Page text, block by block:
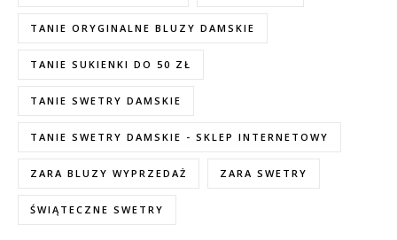
TANIE ORYGINALNE BLUZY DAMSKIE
TANIE SUKIENKI DO 50 ZŁ
TANIE SWETRY DAMSKIE
TANIE SWETRY DAMSKIE - SKLEP INTERNETOWY
ZARA BLUZY WYPRZEDAŻ ZARA SWETRY
ŚWIĄTECZNE SWETRY